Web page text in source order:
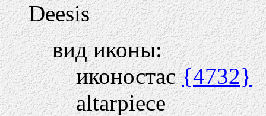
Deesis
вид иконы:
иконостас{4732}
altarpiece